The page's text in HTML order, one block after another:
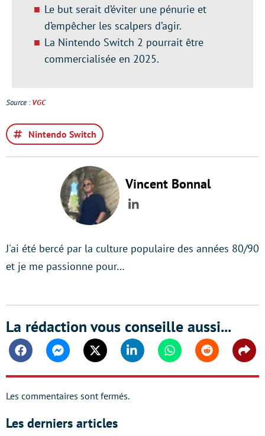
Le but serait d’éviter une pénurie et
d’empêcher les scalpers d’agir.
La Nintendo Switch 2 pourrait être
commercialisée en 2025.
Source :VGC
Nintendo Switch
Vincent Bonnal
LinkedIn
J'ai été bercé par la culture populaire des années 80/90
et je me passionne pour…
La rédaction vous conseille aussi...
FacebookMessengerTwitter Linkedin WhatsappReddit
Les commentaires sont fermés.
Les derniers articles